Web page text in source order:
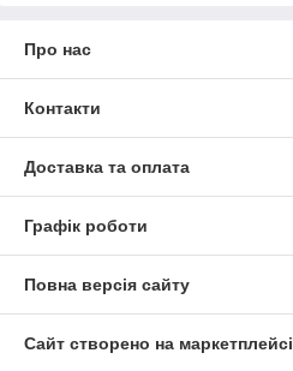
Про нас
Контакти
Доставка та оплата
Графік роботи
Повна версія сайту
Сайт створено на маркетплейсі